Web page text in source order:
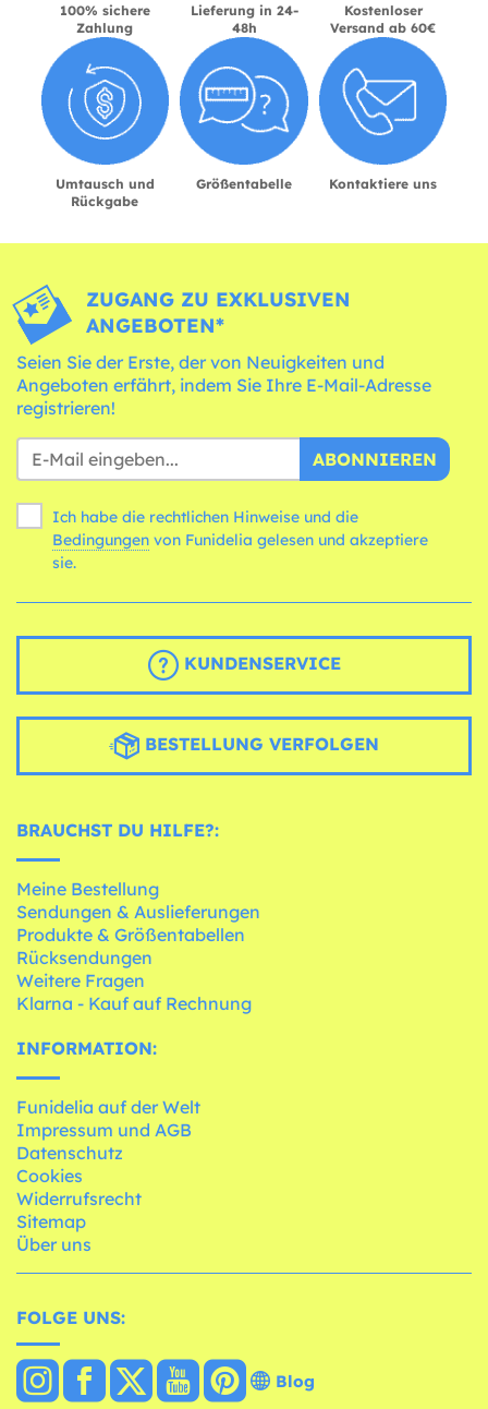
100% sichere
Zahlung
Lieferung in 24-
48h
Kostenloser
Versand ab 60€
Umtausch und
Rückgabe
Größentabelle Kontaktiere uns
ZUGANG ZU EXKLUSIVEN
ANGEBOTEN*
Seien Sie der Erste, der von Neuigkeiten und
Angeboten erfährt, indem Sie Ihre E-Mail-Adresse
registrieren!
ABONNIEREN
Ich habe die rechtlichen Hinweise und die
Bedingungen
sie.
KUNDENSERVICE
BESTELLUNG VERFOLGEN
BRAUCHST DU HILFE?:
Meine Bestellung
Sendungen & Auslieferungen
Produkte & Größentabellen
Rücksendungen
Weitere Fragen
Klarna - Kauf auf Rechnung
INFORMATION:
Funidelia auf der Welt
Impressum und AGB
Datenschutz
Cookies
Widerrufsrecht
Sitemap
Über uns
FOLGE UNS:
Blog